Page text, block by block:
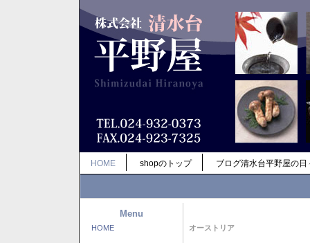
HOME shopのトップ ブログ清水台平野屋の日
Menu
HOME オーストリア